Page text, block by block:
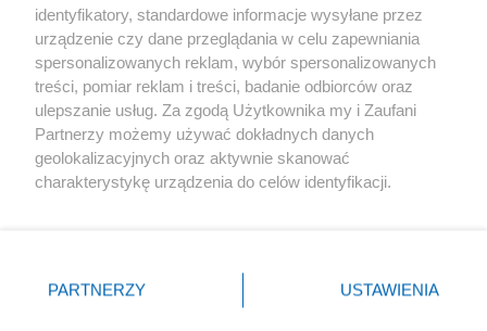
Kultura
X Facebook Instagram Youtube
identyfikatory, standardowe informacje wysyłane przez
urządzenie czy dane przeglądania w celu zapewniania
spersonalizowanych reklam, wybór spersonalizowanych
treści, pomiar reklam i treści, badanie odbiorców oraz
ulepszanie usług. Za zgodą Użytkownika my i Zaufani
Partnerzy możemy używać dokładnych danych
geolokalizacyjnych oraz aktywnie skanować
charakterystykę urządzenia do celów identyfikacji.
zmienić/wycofać klikając przycisk ustawień prywatności
znajdujący się w lewym dolnym rogu strony
PARTNERZY USTAWIENIA